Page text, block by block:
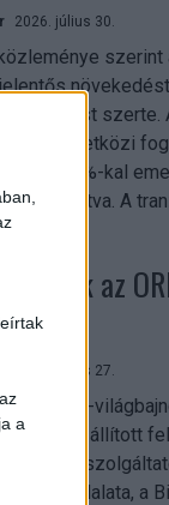
a
2026. július 30.
szerint
Budapest
a nemzetközi
26%-kal
viszonyítva. A
dőltek az
vitt
2026. július 27.
állított
leányvállalata, a